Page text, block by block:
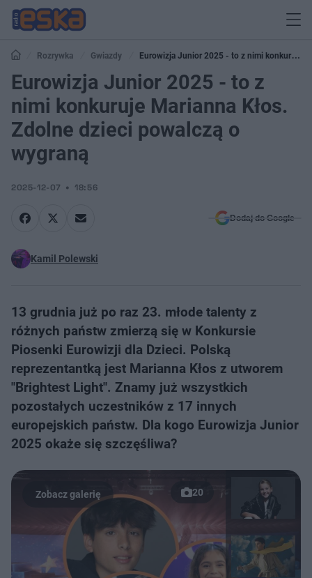
Rozrywka Gwiazdy
Eurowizja Junior 2025 - to z nimi konkuruje
Marianna Kłos. Zdolne dzieci powalczą o wygraną
Eurowizja Junior 2025 - to z
nimi konkuruje Marianna Kłos.
Zdolne dzieci powalczą o
wygraną
2025-12-07 18:56
Dodaj do Google
Kamil Polewski
13 grudnia już po raz 23. młode talenty z
różnych państw zmierzą się w Konkursie
Piosenki Eurowizji dla Dzieci. Polską
reprezentantką jest Marianna Kłos z utworem
"Brightest Light". Znamy już wszystkich
pozostałych uczestników z 17 innych
europejskich państw. Dla kogo Eurowizja Junior
2025 okaże się szczęśliwa?
20